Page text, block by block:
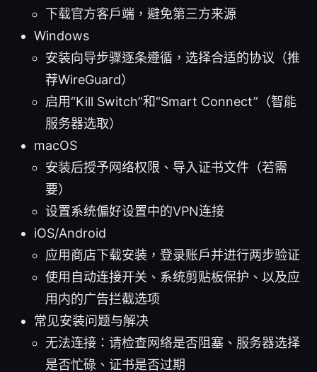
下载官方客户端，避免第三方来源
Windows
安装向导步骤逐条遵循，选择合适的协议（推
荐WireGuard）
启用“Kill Switch”和“Smart Connect”（智能
服务器选取）
macOS
安装后授予网络权限、导入证书文件（若需
要）
设置系统偏好设置中的VPN连接
iOS/Android
应用商店下载安装，登录账户并进行两步验证
使用自动连接开关、系统剪贴板保护、以及应
用内的广告拦截选项
常见安装问题与解决
无法连接：请检查网络是否阻塞、服务器选择
是否忙碌、证书是否过期